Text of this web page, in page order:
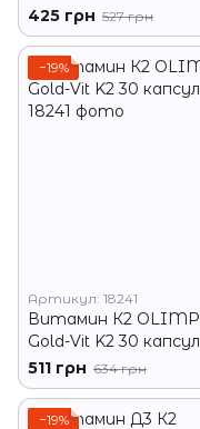
капсул
425 грн 527 грн
−19%
Артикул: 18241
Витамин К2 OLIMP
Gold-Vit K2 30 капсул
511 грн 634 грн
−19%